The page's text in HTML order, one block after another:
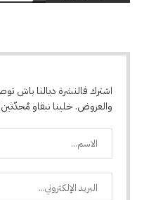
اشترك فالنشرة ديالنا باش
والعروض. خلينا نبقاو